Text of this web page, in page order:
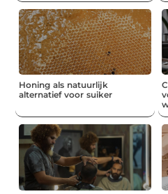
Honing als natuurlijk
alternatief voor suiker